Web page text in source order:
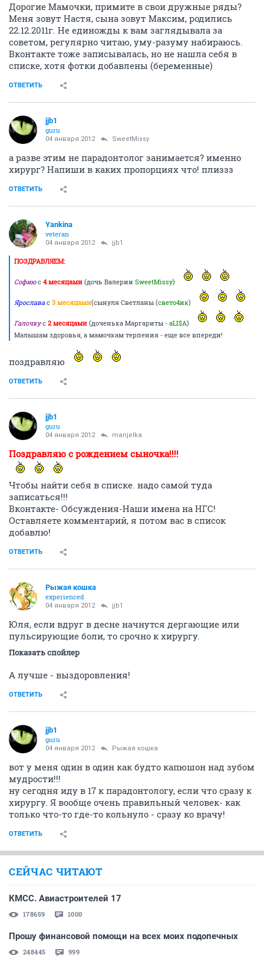
Дорогие Мамочки, примите в свои дружные ряды?
Меня зовут Настя, сына зовут Максим, родились
22.12.2011г. Не единожды к вам заглядывала за
советом, регулярно читаю, уму-разуму набираюсь.
Вконтакте тоже записывалась, но не нашла себя в
списке, хотя фотки добавлены (беременные)
ОТВЕТИТЬ
jjb1
guru
04 января 2012 SweetMissy
а разве этим не парадонтолог занимается? именно
хирург? Напиши в каких пропорциях что! плиззз
ОТВЕТИТЬ
Yankina
veteran
04 января 2012 jjb1
ПОЗДРАВЛЯЕМ:
Софиюс 4 месяцами (дочь Валерии SweetMissy)
Ярославас 3 месяцами(сынуля Светланы (свето4ик)
Галочкус 2 месяцами (доченька Маргариты - aLI$A)
Малышам здоровья, а мамочкам терпения - еще все впереди!
поздравляю
ОТВЕТИТЬ
jjb1
guru
04 января 2012 manjelka
Поздравляю с рождением сыночка!!!!
Чтобы найти себя в списке. надо самой туда
записаться!!!
Вконтакте- Обсуждения-Наши имена на НГС!
Оставляете комментарий, я потом вас в список
добавлю!
ОТВЕТИТЬ
Рыжая кошка
experienced
04 января 2012 jjb1
Юля, если вдруг в десне начнутся дергающие или
пульсирующие боли, то срочно к хирургу.
Показать спойлер
А лучше - выздоровления!
ОТВЕТИТЬ
jjb1
guru
04 января 2012 Рыжая кошка
вот у меня один в один как будто капюшон над зубом
мудрости!!!
ну сегодня иду в 17 к парадонтологу, если что сразу к
хирургу. Я вообще очень правильный человек- как
только что-то где-то кольнуло - сразу ко врачу!
ОТВЕТИТЬ
СЕЙЧАС ЧИТАЮТ
КМСС. Авиастроителей 17
178659 1000
Прошу финансовой помощи на всех моих подопечных
248445 999